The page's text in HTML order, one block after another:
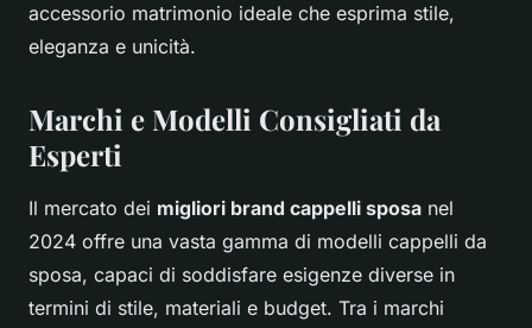
accessorio matrimonio ideale che esprima stile,
eleganza e unicità.
Marchi e Modelli Consigliati da
Esperti
Il mercato dei migliori brand cappelli sposa nel
2024 offre una vasta gamma di modelli cappelli da
sposa, capaci di soddisfare esigenze diverse in
termini di stile, materiali e budget. Tra i marchi